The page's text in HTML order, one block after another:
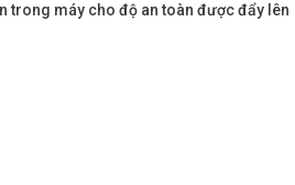
trong máy cho độ an toàn được đẩy lên